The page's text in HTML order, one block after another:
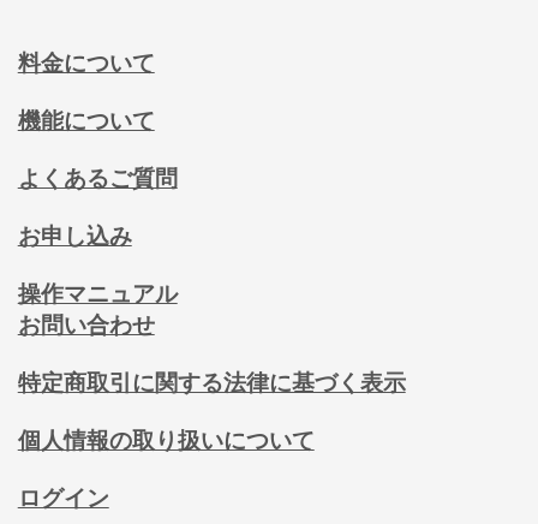
料金について
機能について
よくあるご質問
お申し込み
操作マニュアル
お問い合わせ
特定商取引に関する法律に基づく表示
個人情報の取り扱いについて
ログイン